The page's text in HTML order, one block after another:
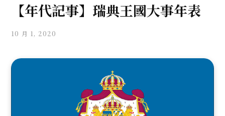
【年代記事】瑞典王國大事年表
10 月 1, 2020